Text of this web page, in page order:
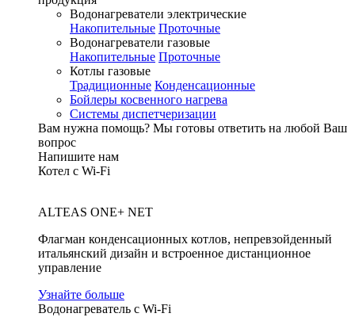
Водонагреватели электрические
Накопительные Проточные
Водонагреватели газовые
Накопительные Проточные
Котлы газовые
Традиционные Конденсационные
Бойлеры косвенного нагрева
Системы диспетчеризации
Вам нужна помощь? Мы готовы ответить на любой Ваш
вопрос
Напишите нам
Котел с Wi-Fi
ALTEAS ONE+ NET
Флагман конденсационных котлов, непревзойденный
итальянский дизайн и встроенное дистанционное
управление
Узнайте больше
Водонагреватель с Wi-Fi